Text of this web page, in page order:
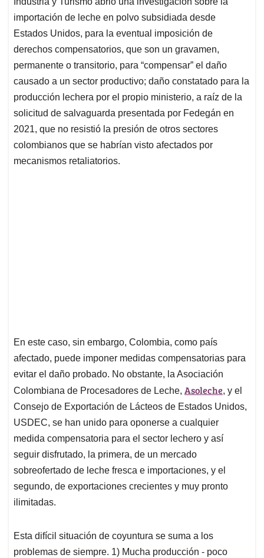
importación de leche en polvo subsidiada desde
Estados Unidos, para la eventual imposición de
derechos compensatorios, que son un gravamen,
permanente o transitorio, para “compensar” el daño
causado a un sector productivo; daño constatado para la
producción lechera por el propio ministerio, a raíz de la
solicitud de salvaguarda presentada por Fedegán en
2021, que no resistió la presión de otros sectores
colombianos que se habrían visto afectados por
mecanismos retaliatorios.
En este caso, sin embargo, Colombia, como país
afectado, puede imponer medidas compensatorias para
evitar el daño probado. No obstante, la Asociación
Colombiana de Procesadores de Leche, Asoleche, y el
Consejo de Exportación de Lácteos de Estados Unidos,
USDEC, se han unido para oponerse a cualquier
medida compensatoria para el sector lechero y así
seguir disfrutado, la primera, de un mercado
sobreofertado de leche fresca e importaciones, y el
segundo, de exportaciones crecientes y muy pronto
ilimitadas.
Esta difícil situación de coyuntura se suma a los
problemas de siempre. 1) Mucha producción - poco